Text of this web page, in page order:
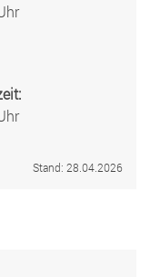
Stand: 28.04.2026